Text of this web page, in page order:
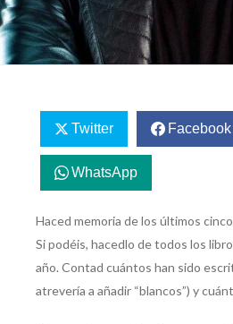
Twitter Facebook
WhatsApp
Haced memoria de los últimos
Si podéis, hacedlo de todos los
año. Contad cuántos han sido
atrevería a añadir “blancos”) y